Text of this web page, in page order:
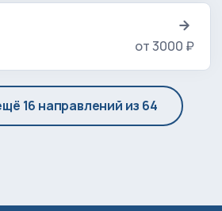
от 3000 ₽
16 направлений из 64